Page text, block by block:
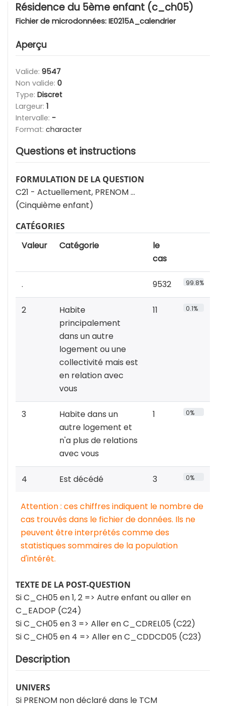
Résidence du 5ème enfant (c_ch05)
Fichier de microdonnées: IE0215A_calendrier
Aperçu
Valide: 9547
Non valide: 0
Type: Discret
Largeur: 1
Intervalle: -
Format: character
Questions et instructions
FORMULATION DE LA QUESTION
C21 - Actuellement, PRENOM ...
(Cinquième enfant)
CATÉGORIES
Valeur Catégorie
le
cas
. 9532 99.8%
2
Habite
principalement
dans un autre
logement ou une
collectivité mais est
en relation avec
vous
11 0.1%
3
Habite dans un
autre logement et
n'a plus de relations
avec vous
1 0%
4 Est décédé 3 0%
Attention : ces chiffres indiquent le nombre de
cas trouvés dans le fichier de données. Ils ne
peuvent être interprétés comme des
statistiques sommaires de la population
d'intérêt.
TEXTE DE LA POST-QUESTION
Si C_CH05 en 1, 2 => Autre enfant ou aller en
C_EADOP (C24)
Si C_CH05 en 3 => Aller en C_CDREL05 (C22)
Si C_CH05 en 4 => Aller en C_CDDCD05 (C23)
Description
UNIVERS
Si PRENOM non déclaré dans le TCM